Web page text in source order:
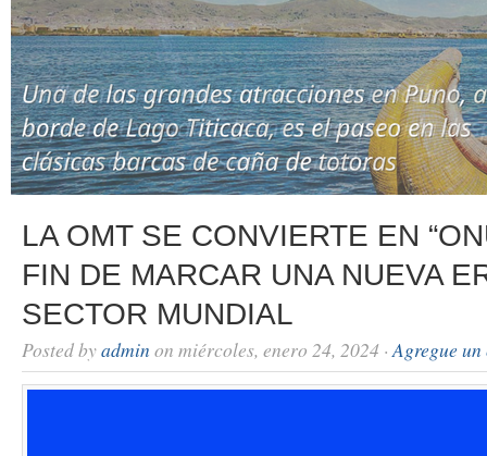
LA OMT SE CONVIERTE EN
FIN DE MARCAR UNA NUEVA
SECTOR MUNDIAL
Posted byadmin on miércoles, enero 24, 2024 ·Agregue